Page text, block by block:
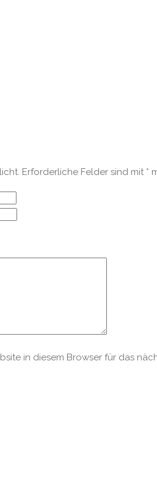
Erforderliche Felder sind mit *
in diesem Browser für das